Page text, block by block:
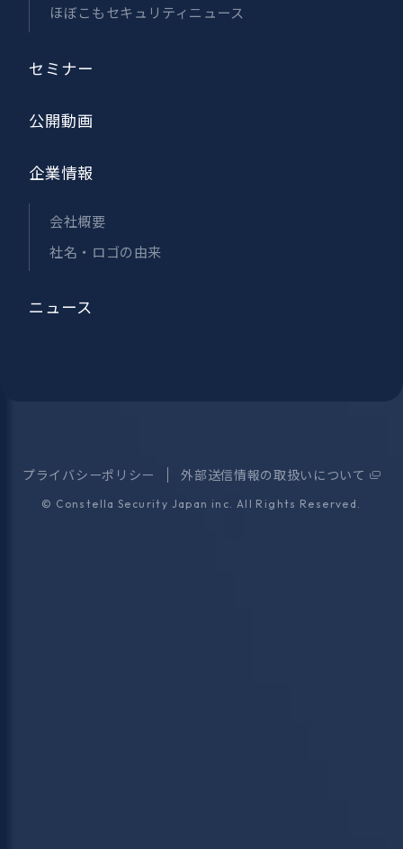
ほぼこもセキュリティニュース
セミナー
公開動画
企業情報
会社概要
社名・ロゴの由来
ニュース
プライバシーポリシー 外部送信情報の取扱いについて
© Constella Security Japan inc. All Rights Reserved.